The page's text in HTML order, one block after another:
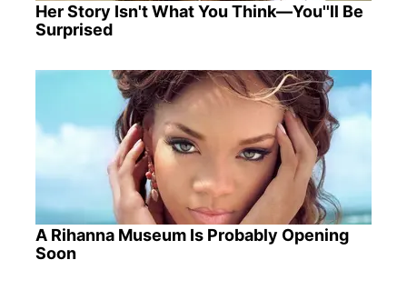
Her Story Isn't What You Think—You''ll Be
Surprised
A Rihanna Museum Is Probably Opening
Soon